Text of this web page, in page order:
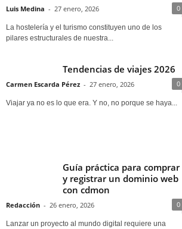
Luis Medina - 27 enero, 2026 0
La hostelería y el turismo constituyen uno de los
pilares estructurales de nuestra...
Tendencias de viajes 2026
Carmen Escarda Pérez - 27 enero, 2026 0
Viajar ya no es lo que era. Y no, no porque se haya...
Guía práctica para comprar
y registrar un dominio web
con cdmon
Redacción - 26 enero, 2026 0
Lanzar un proyecto al mundo digital requiere una